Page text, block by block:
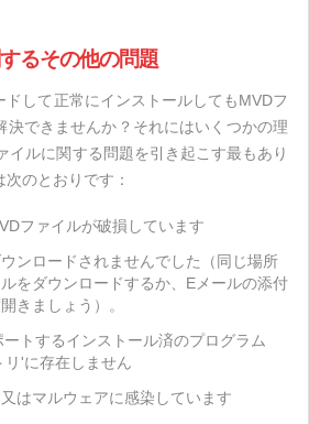
るその他の問題
ドして正常にインストールしてもMVDフ
決できませんか？それにはいくつかの理
イルに関する問題を引き起こす最もあり
のとおりです：
ファイルが破損しています
ンロードされませんでした（同じ場所
をダウンロードするか、Eメールの添付
きましょう）。
トするインストール済のプログラム
'に存在しません
はマルウェアに感染しています